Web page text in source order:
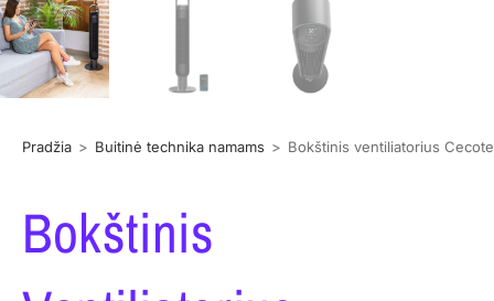
Pradžia > Buitinė technika namams > Bokštinis ventiliatorius
Bokštinis